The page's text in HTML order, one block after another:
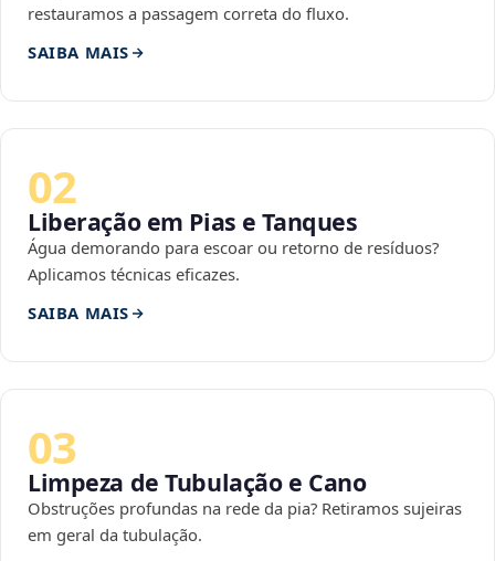
restauramos a passagem correta do fluxo.
SAIBA MAIS
02
Liberação em Pias e Tanques
Água demorando para escoar ou retorno de resíduos?
Aplicamos técnicas eficazes.
SAIBA MAIS
03
Limpeza de Tubulação e Cano
Obstruções profundas na rede da pia? Retiramos sujeiras
em geral da tubulação.